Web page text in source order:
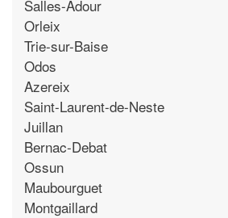
Salles-Adour
Orleix
Trie-sur-Baise
Odos
Azereix
Saint-Laurent-de-Neste
Juillan
Bernac-Debat
Ossun
Maubourguet
Montgaillard